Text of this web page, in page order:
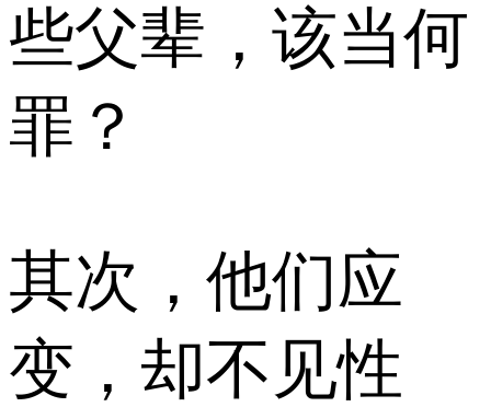
些父辈，该当何
罪？
其次，他们应
变，却不见性